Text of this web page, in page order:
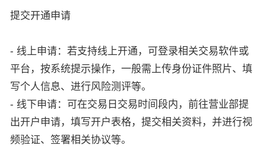
提交开通申请
- 线上申请：若支持线上开通，可登录相关交易软件或
平台，按系统提示操作，一般需上传身份证件照片、填
写个人信息、进行风险测评等。
- 线下申请：可在交易日交易时间段内，前往营业部提
出开户申请，填写开户表格，提交相关资料，并进行视
频验证、签署相关协议等。